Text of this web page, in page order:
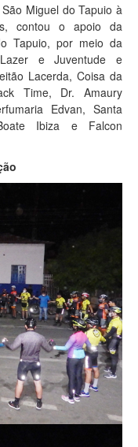
Miguel do Tapuio à
contou o apoio da
Tapuio, por meio da
e Juventude e
Lacerda, Coisa da
Time, Dr. Amaury
Edvan, Santa
Ibiza e Falcon